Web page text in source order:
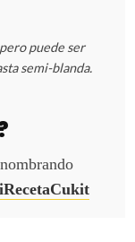
puede ser
semi-blanda.